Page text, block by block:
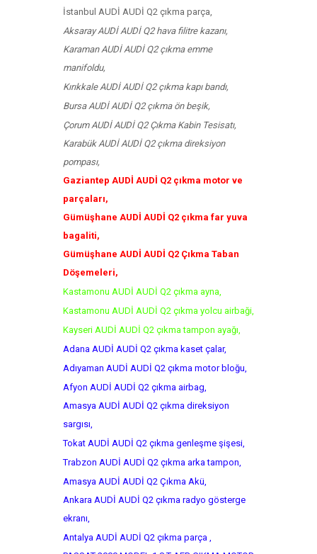
İstanbul AUDİ AUDİ Q2 çıkma parça,
Aksaray AUDİ AUDİ Q2 hava filitre kazanı,
Karaman AUDİ AUDİ Q2 çıkma emme
manifoldu,
Kırıkkale AUDİ AUDİ Q2 çıkma kapı bandı,
Bursa AUDİ AUDİ Q2 çıkma ön beşik,
Çorum AUDİ AUDİ Q2 Çıkma Kabin Tesisatı,
Karabük AUDİ AUDİ Q2 çıkma direksiyon
pompası,
Gaziantep AUDİ AUDİ Q2 çıkma motor ve
parçaları,
Gümüşhane AUDİ AUDİ Q2 çıkma far yuva
bagaliti,
Gümüşhane AUDİ AUDİ Q2 Çıkma Taban
Döşemeleri,
Kastamonu AUDİ AUDİ Q2 çıkma ayna,
Kastamonu AUDİ AUDİ Q2 çıkma yolcu airbaği,
Kayseri AUDİ AUDİ Q2 çıkma tampon ayağı,
Adana AUDİ AUDİ Q2 çıkma kaset çalar,
Adıyaman AUDİ AUDİ Q2 çıkma motor bloğu,
Afyon AUDİ AUDİ Q2 çıkma airbag,
Amasya AUDİ AUDİ Q2 çıkma direksiyon
sargısı,
Tokat AUDİ AUDİ Q2 çıkma genleşme şişesi,
Trabzon AUDİ AUDİ Q2 çıkma arka tampon,
Amasya AUDİ AUDİ Q2 Çıkma Akü,
Ankara AUDİ AUDİ Q2 çıkma radyo gösterge
ekranı,
Antalya AUDİ AUDİ Q2 çıkma parça ,